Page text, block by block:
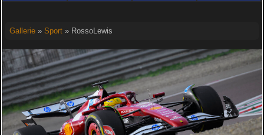
Gallerie» Sport» RossoLewis